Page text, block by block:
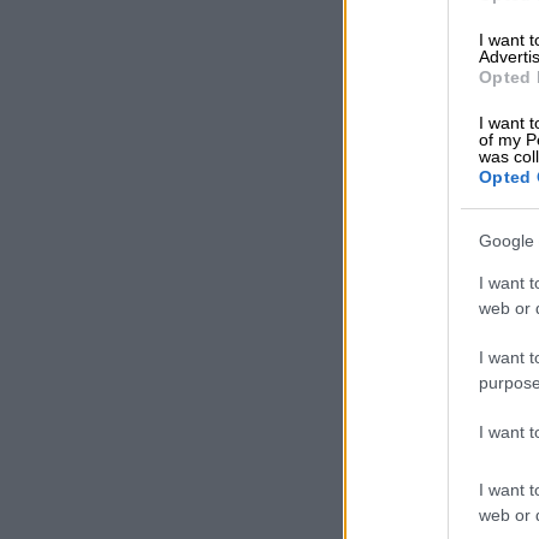
I want
Opted
I want
of my
was
Opted
Google
I want
web or
I want
I want
I want
web or